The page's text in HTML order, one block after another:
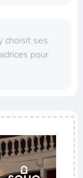
choisit ses
pour